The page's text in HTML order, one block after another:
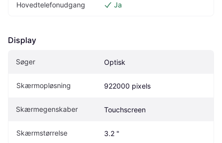
Hovedtelefonudgang Ja
Display
Søger Optisk
Skærmopløsning 922000 pixels
Skærmegenskaber Touchscreen
Skærmstørrelse 3.2 "